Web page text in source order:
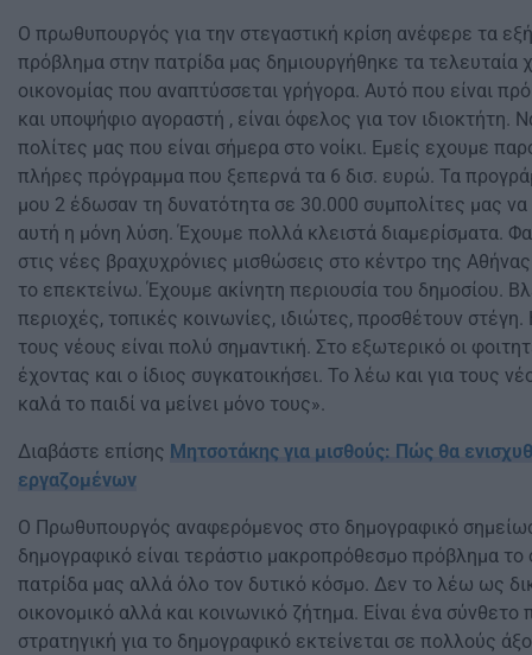
Ο πρωθυπουργός για την στεγαστική κρίση ανέφερε τα
πρόβλημα στην πατρίδα μας δημιουργήθηκε τα τελευταία
οικονομίας που αναπτύσσεται γρήγορα. Αυτό που είναι
και υποψήφιο αγοραστή , είναι όφελος για τον ιδιοκτήτη.
πολίτες μας που είναι σήμερα στο νοίκι. Εμείς εχουμε
πλήρες πρόγραμμα που ξεπερνά τα 6 δισ. ευρώ. Τα
μου 2 έδωσαν τη δυνατότητα σε 30.000 συμπολίτες μας να
αυτή η μόνη λύση. Έχουμε πολλά κλειστά διαμερίσματα.
στις νέες βραχυχρόνιες μισθώσεις στο κέντρο της Αθήνας
το επεκτείνω. Έχουμε ακίνητη περιουσία του δημοσίου.
περιοχές, τοπικές κοινωνίες, ιδιώτες, προσθέτουν στέγη.
τους νέους είναι πολύ σημαντική. Στο εξωτερικό οι
έχοντας και ο ίδιος συγκατοικήσει. Το λέω και για τους
καλά το παιδί να μείνει μόνο τους».
Διαβάστε επίσης Μητσοτάκης για μισθούς: Πώς θα
εργαζομένων
Ο Πρωθυπουργός αναφερόμενος στο δημογραφικό
δημογραφικό είναι τεράστιο μακροπρόθεσμο πρόβλημα
πατρίδα μας αλλά όλο τον δυτικό κόσμο. Δεν το λέω ως
οικονομικό αλλά και κοινωνικό ζήτημα. Είναι ένα
στρατηγική για το δημογραφικό εκτείνεται σε πολλούς